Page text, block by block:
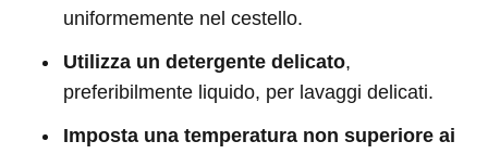
uniformemente nel cestello.
Utilizza un detergente delicato,
preferibilmente liquido, per lavaggi delicati.
Imposta una temperatura non superiore ai